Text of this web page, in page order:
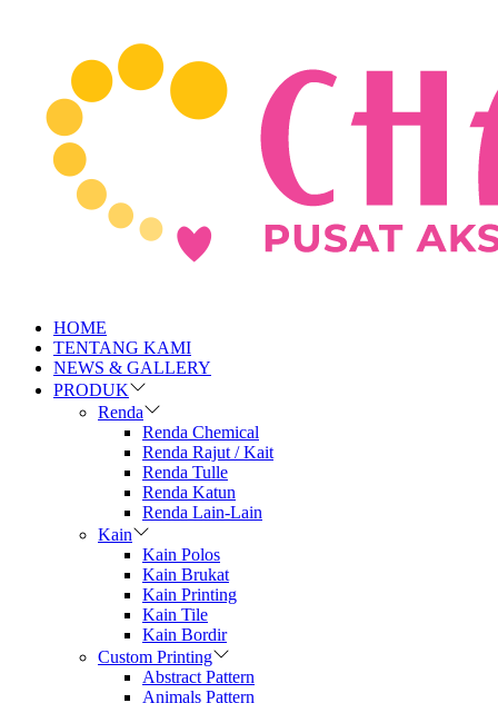
HOME
TENTANG KAMI
NEWS & GALLERY
PRODUK
Renda
Renda Chemical
Renda Rajut / Kait
Renda Tulle
Renda Katun
Renda Lain-Lain
Kain
Kain Polos
Kain Brukat
Kain Printing
Kain Tile
Kain Bordir
Custom Printing
Abstract Pattern
Animals Pattern